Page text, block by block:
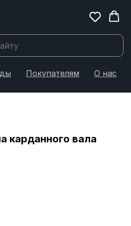
Покупателям О нас
карданного вала